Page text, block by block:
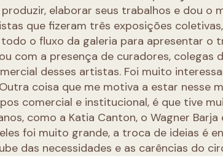
elaborar seus trabalhos e dou o
que fizeram três exposições
o fluxo da galeria para apresentar o
com a presença de curadores, colegas
desses artistas. Foi muito
coisa que me motiva a estar nesse
comercial e institucional, é que tive
como a Katia Canton, o Wagner Barja
foi muito grande, a troca de ideias é
das necessidades e as carências do